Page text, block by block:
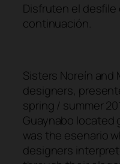
Disfruten el
continuación.
Sisters Noreín and
designers,
spring / summer
Guaynabo located
was the esenario
designers